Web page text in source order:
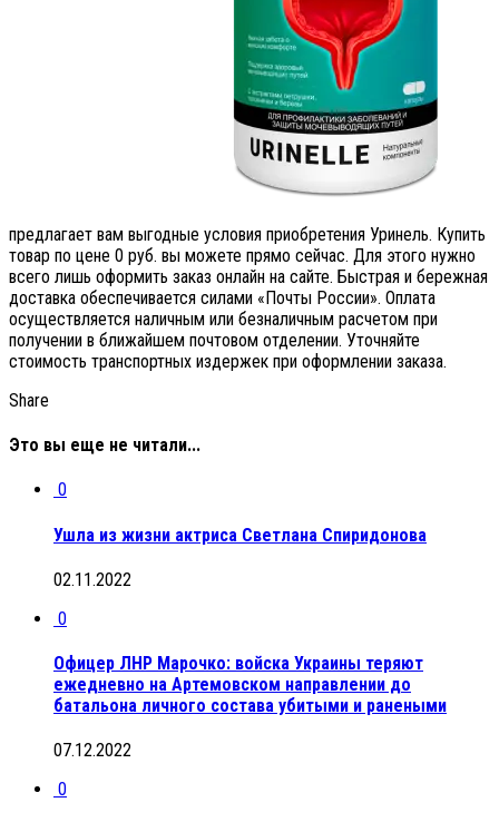
предлагает вам выгодные условия приобретения Уринель. Купить
товар по цене 0 руб. вы можете прямо сейчас. Для этого нужно
всего лишь оформить заказ онлайн на сайте. Быстрая и бережная
доставка обеспечивается силами «Почты России». Оплата
осуществляется наличным или безналичным расчетом при
получении в ближайшем почтовом отделении. Уточняйте
стоимость транспортных издержек при оформлении заказа.
Share
Это вы еще не читали...
0
Ушла из жизни актриса Светлана Спиридонова
02.11.2022
0
Офицер ЛНР Марочко: войска Украины теряют
ежедневно на Артемовском направлении до
батальона личного состава убитыми и ранеными
07.12.2022
0